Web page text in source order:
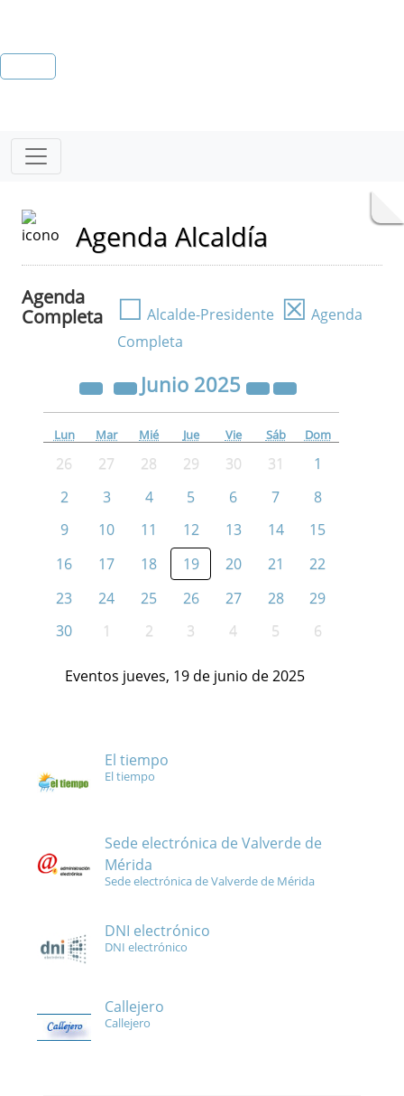
Agenda Alcaldía
Agenda
Completa
☐ Alcalde-Presidente ☒ Agenda
Completa
Junio 2025
Lun Mar Mié Jue Vie Sáb Dom
26 27 28 29 30 31
1
2
3 4 5 6 7
8
9
10 11 12 13 14
15
16
17 18 19 20 21
22
23
24 25 26 27 28
29
30
1 2 3 4 5 6
Eventos jueves, 19 de junio de 2025
El tiempo
El tiempo
Sede electrónica de Valverde de
Mérida
Sede electrónica de Valverde de Mérida
DNI electrónico
DNI electrónico
Callejero
Callejero